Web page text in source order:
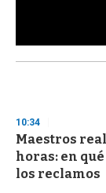
s
d
s
o
f
3
10:34
Maestros
horas: en
los reclamos